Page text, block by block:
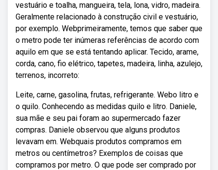
vestuário e toalha, mangueira, tela, lona, vidro, madeira.
Geralmente relacionado à construção civil e vestuário,
por exemplo. Webprimeiramente, temos que saber que
o metro pode ter inúmeras referências de acordo com
aquilo em que se está tentando aplicar. Tecido, arame,
corda, cano, fio elétrico, tapetes, madeira, linha, azulejo,
terrenos, incorreto:
Leite, carne, gasolina, frutas, refrigerante. Webo litro e
o quilo. Conhecendo as medidas quilo e litro. Daniele,
sua mãe e seu pai foram ao supermercado fazer
compras. Daniele observou que alguns produtos
levavam em. Webquais produtos compramos em
metros ou centímetros? Exemplos de coisas que
compramos por metro. O que pode ser comprado por